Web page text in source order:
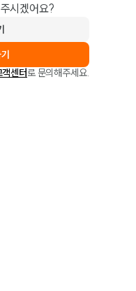
시겠어요?
객센터로 문의해주세요.